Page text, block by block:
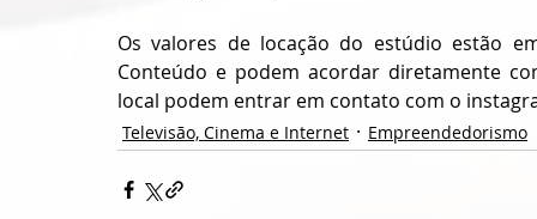
Os valores de locação do estúdio estão
Conteúdo e podem acordar diretamente
local podem entrar em contato com o
Televisão, Cinema e Internet Empreendedorismo